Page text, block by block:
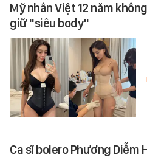
Mỹ nhân Việt 12 năm
giữ "siêu body"
Ca sĩ bolero Phương Diễm